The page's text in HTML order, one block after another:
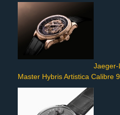
Jaeger-
Master Hybris Artistica Calibre